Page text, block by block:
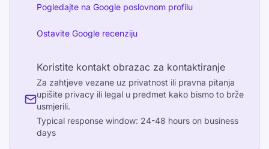
Pogledajte na Google poslovnom profilu
Ostavite Google recenziju
Koristite kontakt obrazac za kontaktiranje
Za zahtjeve vezane uz privatnost ili pravna pitanja
upišite privacy ili legal u predmet kako bismo to brže
usmjerili.
Typical response window: 24-48 hours on business
days